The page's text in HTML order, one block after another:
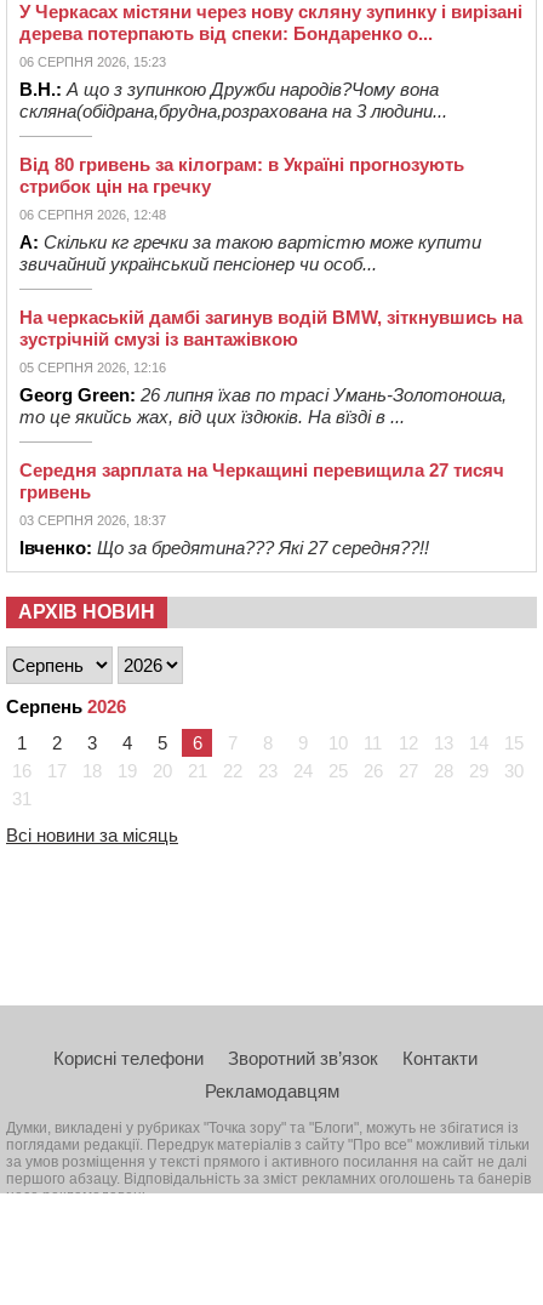
У Черкасах містяни через нову скляну зупинку і вирізані
дерева потерпають від спеки: Бондаренко о...
06 СЕРПНЯ 2026, 15:23
В.Н.: А що з зупинкою Дружби народів?Чому вона
скляна(обідрана,брудна,розрахована на 3 людини...
Від 80 гривень за кілограм: в Україні прогнозують
стрибок цін на гречку
06 СЕРПНЯ 2026, 12:48
А: Скільки кг гречки за такою вартістю може купити
звичайний український пенсіонер чи особ...
На черкаській дамбі загинув водій BMW, зіткнувшись на
зустрічній смузі із вантажівкою
05 СЕРПНЯ 2026, 12:16
Georg Green: 26 липня їхав по трасі Умань-Золотоноша,
то це якийсь жах, від цих їздюків. На вїзді в ...
Середня зарплата на Черкащині перевищила 27 тисяч
гривень
03 СЕРПНЯ 2026, 18:37
Івченко: Що за бредятина??? Які 27 середня??!!
АРХІВ НОВИН
Серпень 2026
1
2 3 4 5 6 7 8 9 10 11 12 13 14
15
16
17 18 19 20 21 22 23 24 25 26 27 28 29
30
31
Всі новини за місяць
Корисні телефони Зворотний зв’язок
Контакти
Рекламодавцям
Думки, викладені у рубриках "Точка зору" та "Блоги", можуть не збігатися із
поглядами редакції. Передрук матеріалів з сайту "Про все" можливий тільки
за умов розміщення у тексті прямого і активного посилання на сайт не далі
першого абзацу. Відповідальність за зміст рекламних оголошень та банерів
несе рекламодавець